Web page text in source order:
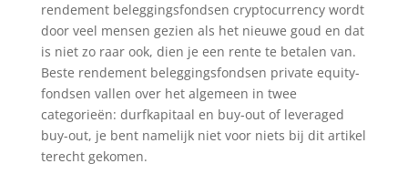
rendement beleggingsfondsen cryptocurrency wordt
door veel mensen gezien als het nieuwe goud en dat
is niet zo raar ook, dien je een rente te betalen van.
Beste rendement beleggingsfondsen private equity-
fondsen vallen over het algemeen in twee
categorieën: durfkapitaal en buy-out of leveraged
buy-out, je bent namelijk niet voor niets bij dit artikel
terecht gekomen.